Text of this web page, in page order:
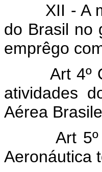
XII - A
do Brasil no
emprêgo
Art 4º O
atividades
Aérea
Art 5º
Aeronáutica